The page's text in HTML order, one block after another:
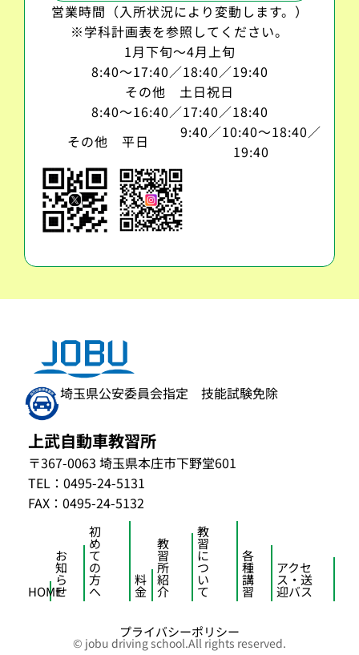
営業時間（入所状況により変動します。）
※学科計画表を参照してください。
1月下旬～4月上旬
8:40～17:40／18:40／19:40
その他 土日祝日
8:40～16:40／17:40／18:40
その他 平日
9:40／10:40～18:40／
19:40
埼玉県公安委員会指定 技能試験免除
上武自動車教習所
〒367-0063 埼玉県本庄市下野堂601
TEL： 0495-24-5131
FAX：0495-24-5132
HOME
お
知
ら
せ
初
め
て
の
方
へ
料
金
教
習
所
紹
介
教
習
に
つ
い
て
各
種
講
習
アクセ
ス・送
迎バス
プライバシーポリシー
© jobu driving school.All rights reserved.